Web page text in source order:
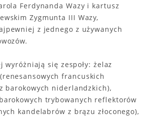
Ferdynanda Wazy i kartusz
Zygmunta III Wazy,
z jednego z używanych
wyróżniają się zespoły: żelaz
francuskich
barokowych niderlandzkich),
trybowanych reflektorów
kandelabrów z brązu złoconego),